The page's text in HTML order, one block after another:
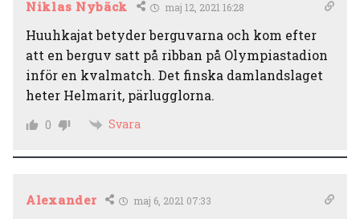
Niklas Nybäck maj 12, 2021 16:28
Huuhkajat betyder berguvarna och kom efter
att en berguv satt på ribban på Olympiastadion
inför en kvalmatch. Det finska damlandslaget
heter Helmarit, pärlugglorna.
0 Svara
Alexander maj 6, 2021 07:33